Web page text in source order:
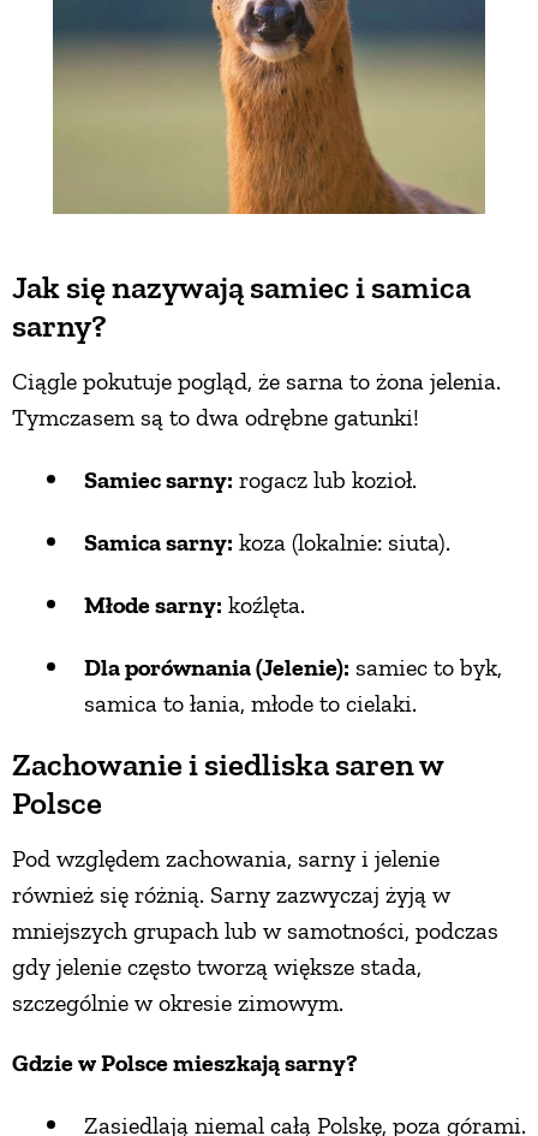
Jak się nazywają samiec i samica
sarny?
Ciągle pokutuje pogląd, że sarna to żona jelenia.
Tymczasem są to dwa odrębne gatunki!
Samiec sarny: rogacz lub kozioł.
Samica sarny: koza (lokalnie: siuta).
Młode sarny: koźlęta.
Dla porównania (Jelenie): samiec to byk,
samica to łania, młode to cielaki.
Zachowanie i siedliska saren w
Polsce
Pod względem zachowania, sarny i jelenie
również się różnią. Sarny zazwyczaj żyją w
mniejszych grupach lub w samotności, podczas
gdy jelenie często tworzą większe stada,
szczególnie w okresie zimowym.
Gdzie w Polsce mieszkają sarny?
Zasiedlają niemal całą Polskę, poza górami.